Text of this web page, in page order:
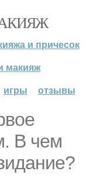
и причесок
макияж
игры отзывы
В чем